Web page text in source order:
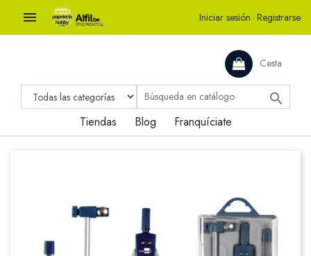
 Iniciar sesión · Registrarse
Cesta

Tiendas Blog Franquíciate